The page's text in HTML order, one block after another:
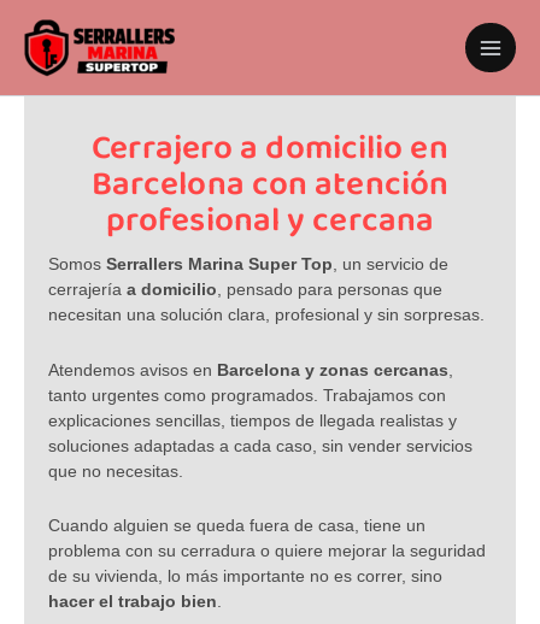
contenido
Cerrajero a domicilio en
Barcelona con atención
profesional y cercana
Somos Serrallers Marina Super Top , un servicio de
cerrajería a domicilio , pensado para personas que
necesitan una solución clara, profesional y sin sorpresas.
Atendemos avisos en Barcelona y zonas cercanas
tanto urgentes como programados. Trabajamos con
explicaciones sencillas, tiempos de llegada realistas y
soluciones adaptadas a cada caso, sin vender servicios
que no necesitas.
Cuando alguien se queda fuera de casa, tiene un
problema con su cerradura o quiere mejorar la seguridad
de su vivienda, lo más importante no es correr, sino
hacer el trabajo bien